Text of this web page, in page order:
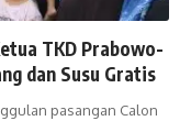
TKD Prabowo-
dan Susu Gratis
pasangan Calon